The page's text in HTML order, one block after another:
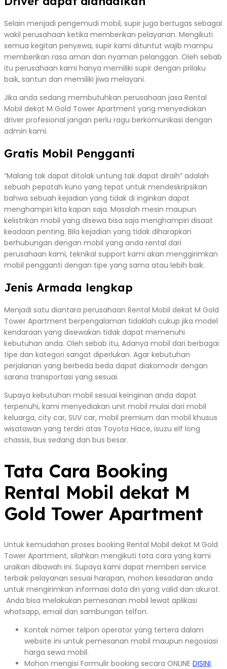
Selain menjadi pengemudi mobil, supir juga bertugas sebagai
wakil perusahaan ketika memberikan pelayanan. Mengikuti
semua kegitan penyewa, supir kami dituntut wajib mampu
memberikan rasa aman dan nyaman pelanggan. Oleh sebab
itu perusahaan kami hanya memiliki supir dengan prilaku
baik, santun dan memiliki jiwa melayani.
Jika anda sedang membutuhkan perusahaan jasa Rental
Mobil dekat M Gold Tower Apartment yang menyediakan
driver profesional jangan perlu ragu berkomunikasi dengan
admin kami.
Gratis Mobil Pengganti
“Malang tak dapat ditolak untung tak dapat diraih” adalah
sebuah pepatah kuno yang tepat untuk mendeskripsikan
bahwa sebuah kejadian yang tidak di inginkan dapat
menghampiri kita kapan saja. Masalah mesin maupun
kelistrikan mobil yang disewa bisa saja menghampiri disaat
keadaan penting. Bila kejadian yang tidak diharapkan
berhubungan dengan mobil yang anda rental dari
perusahaan kami, teknikal support kami akan menggirimkan
mobil pengganti dengan tipe yang sama atau lebih baik.
Jenis Armada lengkap
Menjadi satu diantara perusahaan Rental Mobil dekat M Gold
Tower Apartment berpengalaman tidaklah cukup jika model
kendaraan yang disewakan tidak dapat memenuhi
kebutuhan anda. Oleh sebab itu, Adanya mobil dari berbagai
tipe dan kategori sangat diperlukan. Agar kebutuhan
perjalanan yang berbeda beda dapat diakomodir dengan
sarana transportasi yang sesuai.
Supaya kebutuhan mobil sesuai keinginan anda dapat
terpenuhi, kami menyediakan unit mobil mulai dari mobil
keluarga, city car, SUV car, mobil premium dan mobil khusus
wisatawan yang terdiri atas Toyota Hiace, isuzu elf long
chassis, bus sedang dan bus besar.
Tata Cara Booking
Rental Mobil dekat M
Gold Tower Apartment
Untuk kemudahan proses booking Rental Mobil dekat M Gold
Tower Apartment, silahkan mengikuti tata cara yang kami
uraikan dibawah ini. Supaya kami dapat memberi service
terbaik pelayanan sesuai harapan, mohon kesadaran anda
untuk mengirimkan informasi data diri yang valid dan akurat.
Anda bisa melakukan pemesanan mobil lewat aplikasi
whatsapp, email dan sambungan telfon.
Kontak nomer telpon operator yang tertera dalam
website ini untuk pemesanan mobil maupun negosiasi
harga sewa mobil.
Mohon mengisi Formulir booking secara ONLINE DISINI.